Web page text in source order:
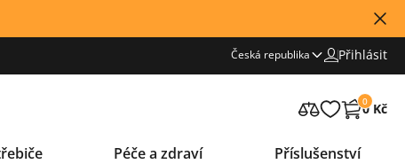
Česká republika Přihlásit
0
0 Kč
Péče a zdraví Příslušenství